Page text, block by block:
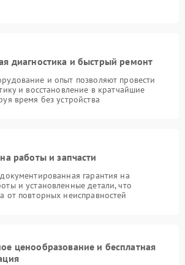
диагностика и быстрый ремонт
и опыт позволяют провести
и восстановление в кратчайшие
время без устройства
работы и запчасти
гарантия на
и установленные детали, что
от повторных неисправностей
ценообразование и бесплатная